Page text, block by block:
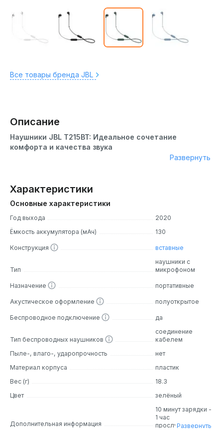
Все товары бренда JBL
Описание
Наушники JBL T215BT: Идеальное сочетание
комфорта и качества звука
JBL T215BT – это наушники, которые не только
обеспечивают высокое качество звука, но и приятно
сидят на голове. Их складная конструкция делает их
удобными для переноски, а мягкие вкладыши
обеспечивают комфорт даже при длительном
Основные особенности
JBL Pure Bass Sound: 12.5-миллиметровые динамики
обеспечивают мощный бас и чистый звук.
Долгая автономная работа: До 16 часов
прослушивания с одной зарядки.
подключение.
принимайте звонки.
Аналоги
JBL TUNE 205BT: Также обладает Bluetooth и
микрофоном2.
Развернуть
Характеристики
Основные характеристики
Год выхода
2020
Ёмкость аккумулятора (мАч)
130
Конструкция вставные
Тип
наушники с
микрофоном
Назначение портативные
Акустическое оформление полуоткрытое
Беспроводное подключение да
Тип беспроводных наушников
соединение
кабелем
Пыле-, влаго-, ударопрочность
нет
Материал корпуса
пластик
Вес (г)
18.3
Цвет
зелёный
Дополнительная информация
10 минут зарядки -
1 час
прослушивания
Развернуть